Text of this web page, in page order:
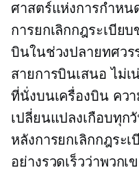
ศาสตร์แห่งการกำหน
การยกเลิกกฎระเบีย
บินในช่วงปลายทศวร
สายการบินเสนอไม่เ
ที่นั่งบนเครื่องบิน คว
เปลี่ยนแปลงเกือบทุก
หลังการยกเลิกกฎระเ
อย่างรวดเร็วว่าพวก